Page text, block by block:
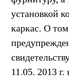
установкой
каркас. О
11.05. 2013